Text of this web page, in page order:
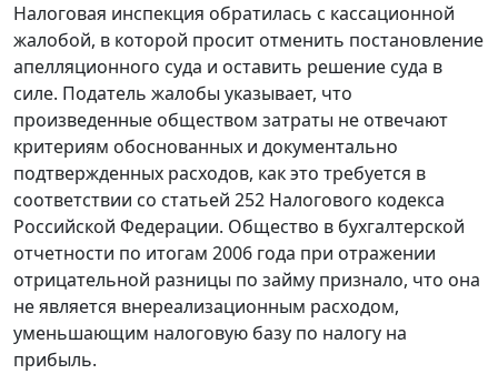
Налоговая инспекция обратилась с кассационной
жалобой, в которой просит отменить постановление
апелляционного суда и оставить решение суда в
силе. Податель жалобы указывает, что
произведенные обществом затраты не отвечают
критериям обоснованных и документально
подтвержденных расходов, как это требуется в
соответствии со статьей 252 Налогового кодекса
Российской Федерации. Общество в бухгалтерской
отчетности по итогам 2006 года при отражении
отрицательной разницы по займу признало, что она
не является внереализационным расходом,
уменьшающим налоговую базу по налогу на
прибыль.